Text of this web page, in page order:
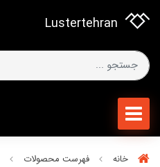
Lustertehran
خانه فهرست محصولات